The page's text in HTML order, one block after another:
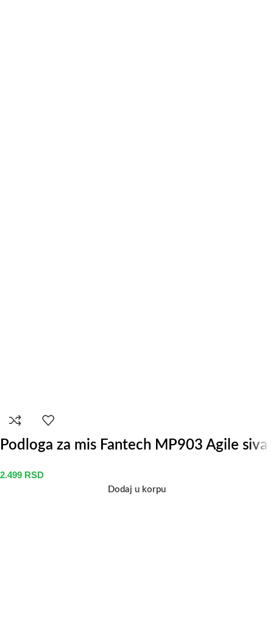
Podloga za mis Fantech MP903 Agile siva
2.499 RSD
Dodaj u korpu